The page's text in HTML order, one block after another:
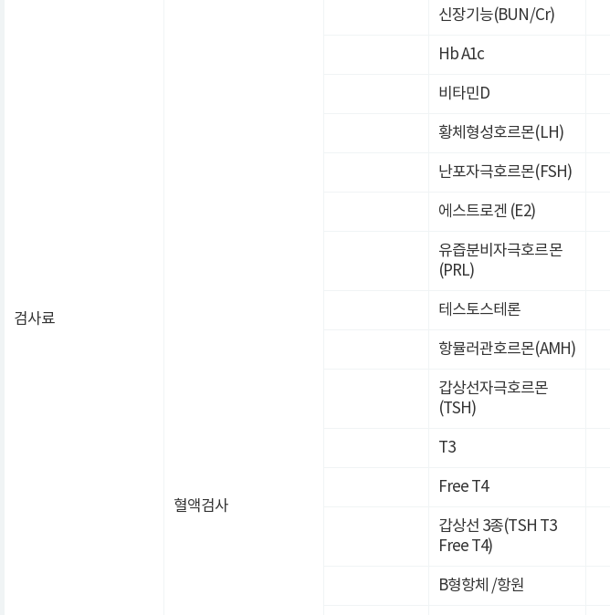
검사료
혈액검사
신장기능(BUN/Cr)
Hb A1c
비타민D
황체형성호르몬(LH)
난포자극호르몬(FSH)
에스트로겐 (E2)
유즙분비자극호르몬
(PRL)
테스토스테론
항뮬러관호르몬(AMH)
갑상선자극호르몬
(TSH)
T3
Free T4
갑상선 3종(TSH T3
Free T4)
B형항체 /항원